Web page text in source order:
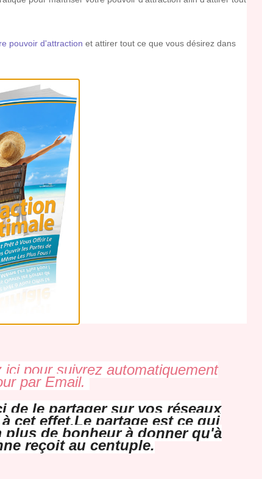
pouvoir d'attraction et attirer tout ce que vous désirez dans
ici pour suivrez automatiquement
par Email.
de le partager sur vos réseaux
cet effet.Le partage est ce qui
plus de bonheur à donner qu'à
reçoit au centuple.